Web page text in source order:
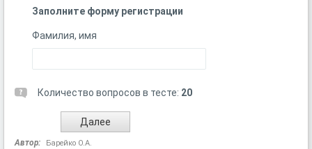
Заполните форму регистрации
Фамилия, имя
Количество вопросов в тесте: 20
Автор: Барейко О.А.